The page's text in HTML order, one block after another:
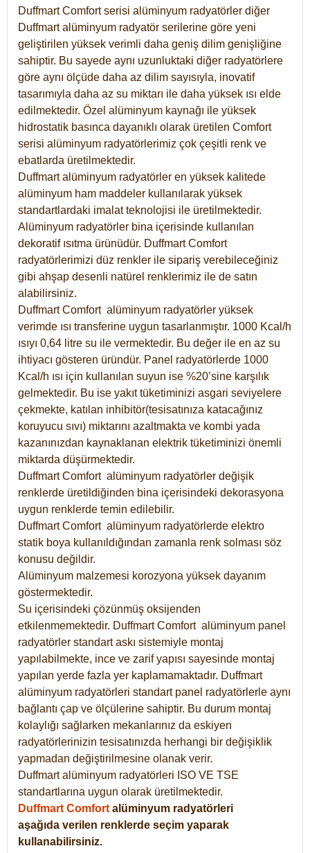
Duffmart Comfort serisi alüminyum radyatörler diğer
Duffmart alüminyum radyatör serilerine göre yeni
geliştirilen yüksek verimli daha geniş dilim genişliğine
sahiptir. Bu sayede aynı uzunluktaki diğer radyatörlere
göre aynı ölçüde daha az dilim sayısıyla, inovatif
tasarımıyla daha az su miktarı ile daha yüksek ısı elde
edilmektedir. Özel alüminyum kaynağı ile yüksek
hidrostatik basınca dayanıklı olarak üretilen Comfort
serisi alüminyum radyatörlerimiz çok çeşitli renk ve
ebatlarda üretilmektedir.
Duffmart alüminyum radyatörler en yüksek kalitede
alüminyum ham maddeler kullanılarak yüksek
standartlardaki imalat teknolojisi ile üretilmektedir.
Alüminyum radyatörler bina içerisinde kullanılan
dekoratif ısıtma ürünüdür. Duffmart Comfort
radyatörlerimizi düz renkler ile sipariş verebileceğiniz
gibi ahşap desenli natürel renklerimiz ile de satın
alabilirsiniz.
Duffmart Comfort alüminyum radyatörler yüksek
verimde ısı transferine uygun tasarlanmıştır. 1000 Kcal/h
ısıyı 0,64 litre su ile vermektedir. Bu değer ile en az su
ihtiyacı gösteren üründür. Panel radyatörlerde 1000
Kcal/h ısı için kullanılan suyun ise %20’sine karşılık
gelmektedir. Bu ise yakıt tüketiminizi asgari seviyelere
çekmekte, katılan inhibitör(tesisatınıza katacağınız
koruyucu sıvı) miktarını azaltmakta ve kombi yada
kazanınızdan kaynaklanan elektrik tüketiminizi önemli
miktarda düşürmektedir.
Duffmart Comfort alüminyum radyatörler değişik
renklerde üretildiğinden bina içerisindeki dekorasyona
uygun renklerde temin edilebilir.
DuffmartComfort alüminyum radyatörlerde elektro
statik boya kullanıldığından zamanla renk solması söz
konusu değildir.
Alüminyum malzemesi korozyona yüksek dayanım
göstermektedir.
Su içerisindeki çözünmüş oksijenden
etkilenmemektedir. DuffmartComfort alüminyum panel
radyatörler standart askı sistemiyle montaj
yapılabilmekte, ince ve zarif yapısı sayesinde montaj
yapılan yerde fazla yer kaplamamaktadır. Duffmart
alüminyum radyatörleri standart panel radyatörlerle aynı
bağlantı çap ve ölçülerine sahiptir. Bu durum montaj
kolaylığı sağlarken mekanlarınız da eskiyen
radyatörlerinizin tesisatınızda herhangi bir değişiklik
yapmadan değiştirilmesine olanak verir.
Duffmart alüminyum radyatörleri ISO VE TSE
standartlarına uygun olarak üretilmektedir.
Duffmart Comfort alüminyum radyatörleri
aşağıda verilen renklerde seçim yaparak
kullanabilirsiniz.